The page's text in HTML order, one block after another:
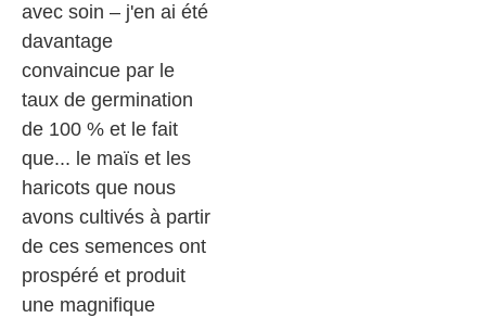
avec soin – j'en ai été
davantage
convaincue par le
taux de germination
de 100 % et le fait
que... le maïs et les
haricots que nous
avons cultivés à partir
de ces semences ont
prospéré et produit
une magnifique